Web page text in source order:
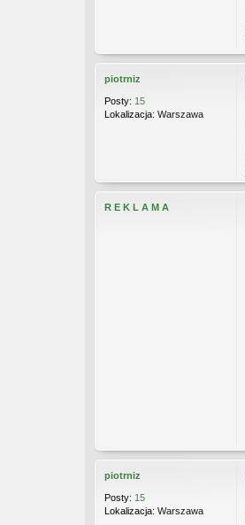
piotrniz
Posty: 15
Lokalizacja: Warszawa
R E K L A M A
piotrniz
Posty: 15
Lokalizacja: Warszawa